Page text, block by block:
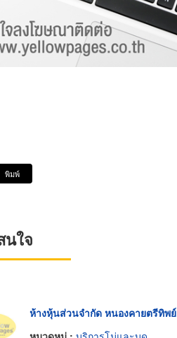
พิมพ์
ใจ
ห้างหุ้นส่วนจำกัด หนองคายตรีทิพย์